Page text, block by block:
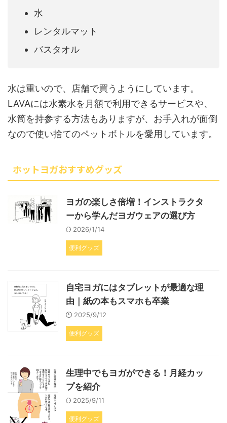
水
レンタルマット
バスタオル
水は重いので、店舗で買うようにしています。
LAVAには水素水を月額で利用できるサービスや、
水筒を持参する方法もありますが、お手入れが面倒
なので使い捨てのペットボトルを愛用しています。
ホットヨガおすすめグッズ
ヨガの楽しさ倍増！インストラクタ
ーから学んだヨガウェアの選び方
2026/1/14
便利グッズ
自宅ヨガにはタブレットが最適な理
由｜紙の本もスマホも卒業
2025/9/12
便利グッズ
生理中でもヨガができる！月経カッ
プを紹介
2025/9/11
便利グッズ